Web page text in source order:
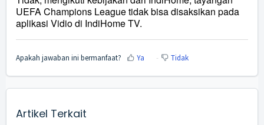
UEFA Champions League tidak bisa disaksikan pada
aplikasi Vidio di IndiHome TV.
Apakah jawaban ini bermanfaat? Ya Tidak
Artikel Terkait